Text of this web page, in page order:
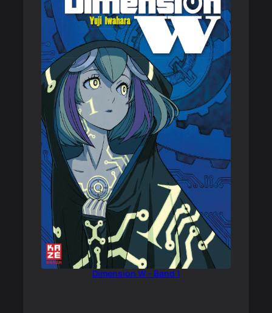
Dimension W – Band 1